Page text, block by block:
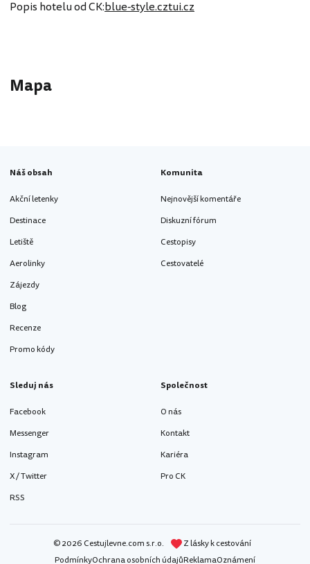
Popis hotelu od CK:blue-style.cztui.cz
Mapa
Náš obsah
Akční letenky
Destinace
Letiště
Aerolinky
Zájezdy
Blog
Recenze
Promo kódy
Komunita
Nejnovější komentáře
Diskuzní fórum
Cestopisy
Cestovatelé
Sleduj nás
Facebook
Messenger
Instagram
X / Twitter
RSS
Společnost
O nás
Kontakt
Kariéra
Pro CK
© 2026 Cestujlevne.com s.r.o.
Z lásky k cestování
PodmínkyOchrana osobních údajůReklamaOznámení